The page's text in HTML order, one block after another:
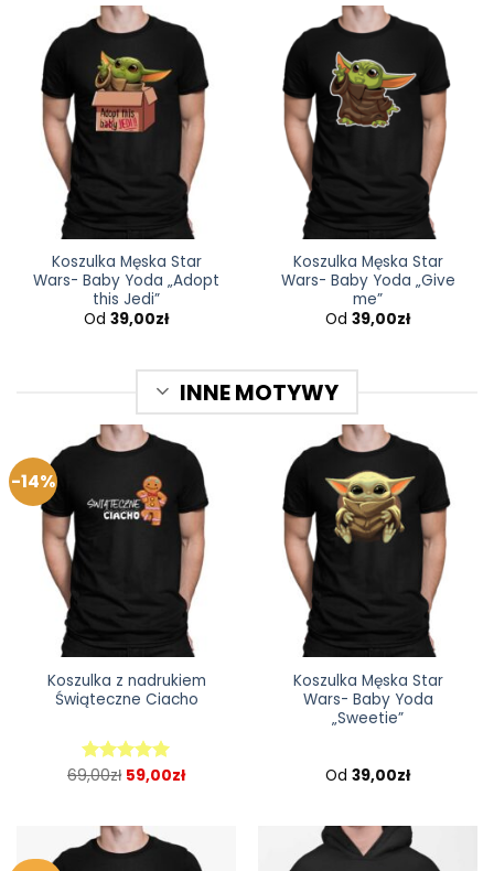
Koszulka Męska Star
Wars- Baby Yoda „Adopt
this Jedi”
Od 39,00zł
Koszulka Męska Star
Wars- Baby Yoda „Give
me”
Od 39,00zł
INNE MOTYWY
-14%
Koszulka z nadrukiem
Świąteczne Ciacho
Oceniono
69,00zł 59,00zł
Koszulka Męska Star
Wars- Baby Yoda
„Sweetie”
Od 39,00zł